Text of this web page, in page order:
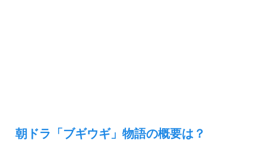
朝ドラ「ブギウギ」物語の概要は？